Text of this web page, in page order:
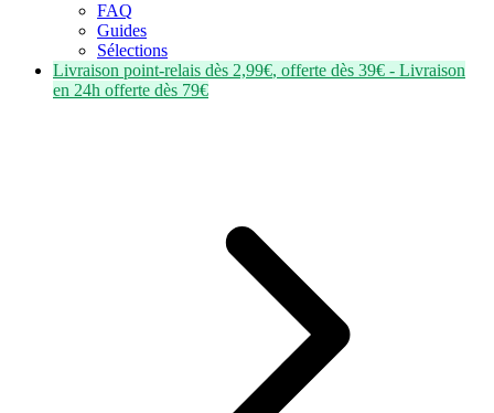
FAQ
Guides
Sélections
Livraison point-relais dès 2,99€, offerte dès 39€ - Livraison
en 24h offerte dès 79€